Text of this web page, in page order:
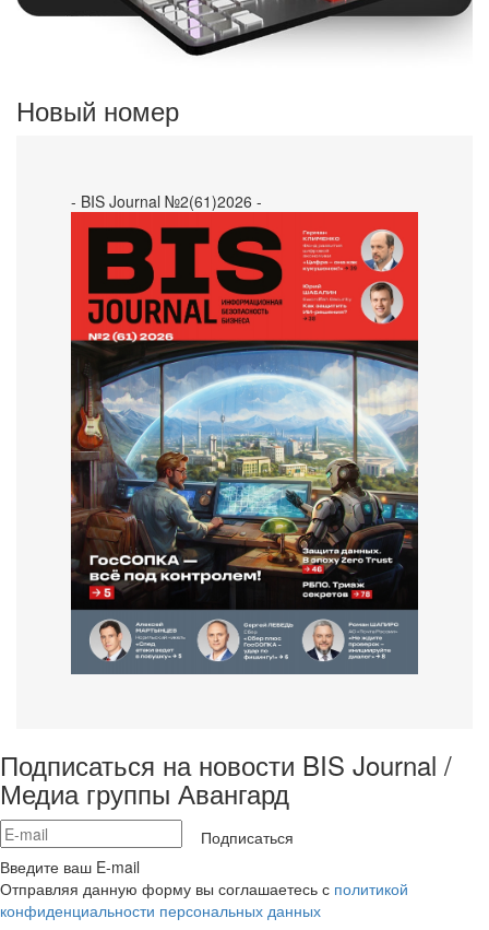
Новый номер
- BIS Journal №2(61)2026 -
Подписаться на новости BIS Journal /
Медиа группы Авангард
Подписаться
Введите ваш E-mail
Отправляя данную форму вы соглашаетесь с политикой
конфиденциальности персональных данных